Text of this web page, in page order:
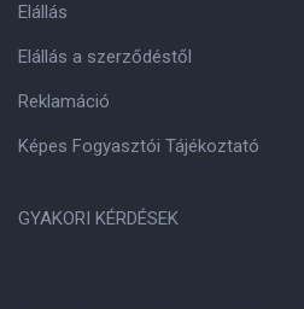
Elállás
Elállás a szerződéstől
Reklamáció
Képes Fogyasztói Tájékoztató
GYAKORI KÉRDÉSEK